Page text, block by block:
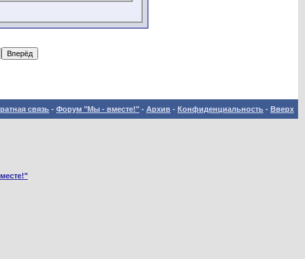
связь - Форум "Мы - вместе!" - Архив - Конфиденциальность - Вверх